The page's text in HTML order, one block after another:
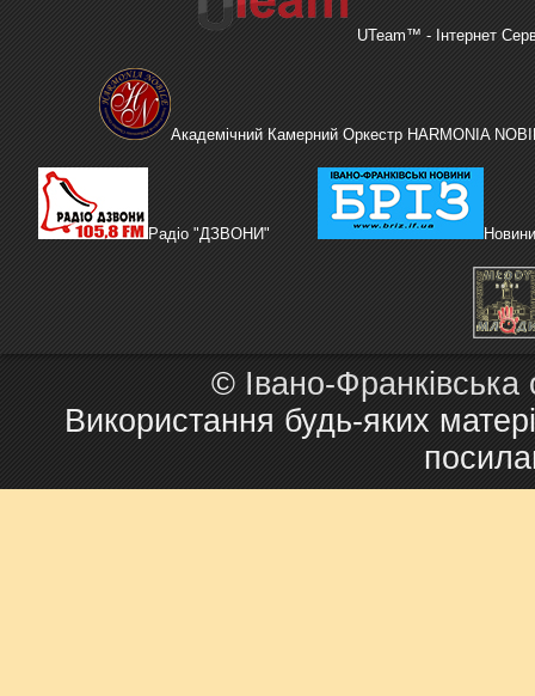
UTeam™ - Інтернет
Академічний Камерний Оркестр HARMONIA
Радіо "ДЗВОНИ"
© Івано-
Використання будь-яких